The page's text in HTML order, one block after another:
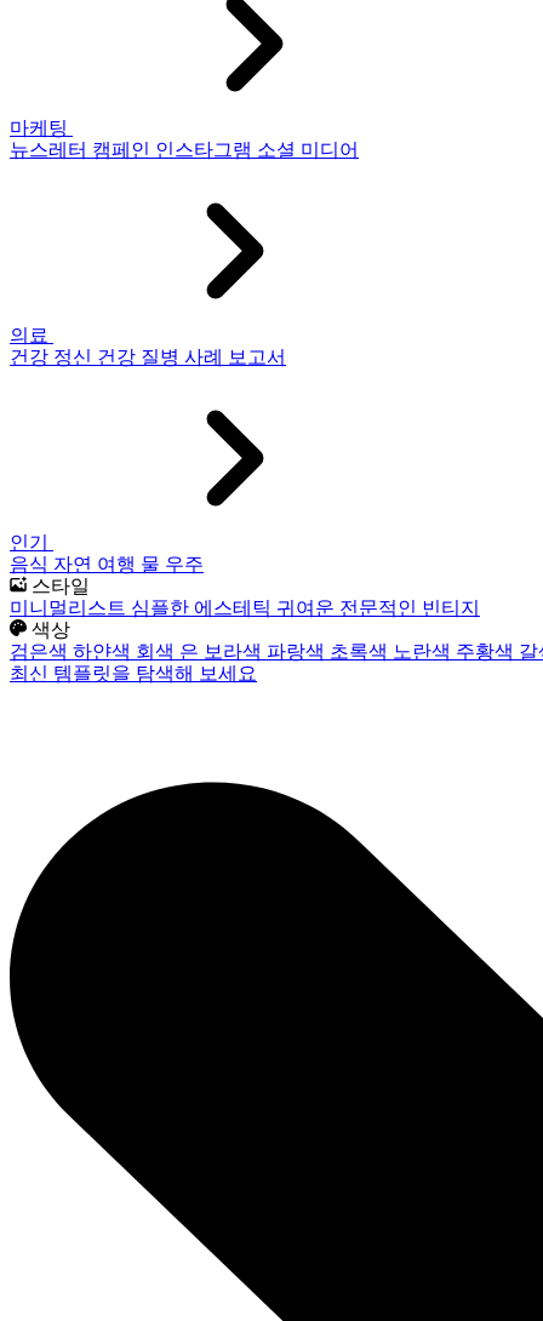
마케팅
뉴스레터 캠페인 인스타그램 소셜 미디어
의료
건강 정신 건강 질병 사례 보고서
인기
음식 자연 여행 물 우주
스타일
미니멀리스트 심플한 에스테틱 귀여운 전문적인 빈티지
색상
검은색 하얀색 회색 은 보라색 파랑색 초록색 노란색 주황색
최신 템플릿을 탐색해 보세요